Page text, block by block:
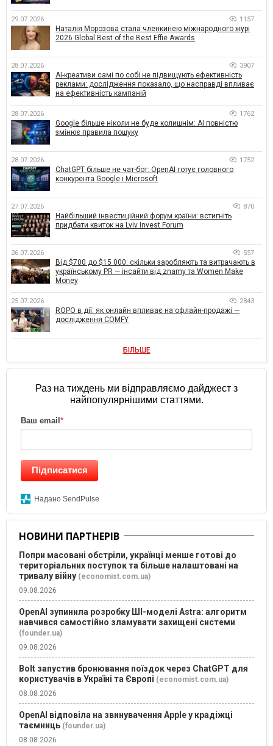
29.07.2026 1157
Наталія Морозова стала членкинею міжнародного журі
2026 Global Best of the Best Effie Awards
28.07.2026 3907
AI-креативи самі по собі не підвищують ефективність
реклами: дослідження показало, що насправді впливає
на ефективність кампаній
28.07.2026 1762
Google більше ніколи не буде колишнім: AI повністю
змінює правила пошуку
28.07.2026 1752
ChatGPT більше не чат-бот: OpenAI готує головного
конкурента Google і Microsoft
27.07.2026 870
Найбільший інвестиційний форум країни: встигніть
придбати квиток на Lviv Invest Forum
26.07.2026 557
Від $700 до $15 000: скільки заробляють та витрачають в
українському PR — інсайти від znamy та Women Make
Money
25.07.2026 2843
ROPO в дії: як онлайн впливає на офлайн-продажі —
дослідження COMFY
БІЛЬШЕ
Раз на тиждень ми відправляємо дайджест з
найпопулярнішими статтями.
Ваш email *
Підписатися
Надано SendPulse
НОВИНИ ПАРТНЕРІВ
Попри масовані обстріли, українці менше готові до
територіальних поступок та більше налаштовані на
тривалу війну (economist.com.ua)
09.08.2026
OpenAI зупинила розробку ШІ-моделі Astra: алгоритм
навчився самостійно зламувати захищені системи
(founder.ua)
09.08.2026
Bolt запустив бронювання поїздок через ChatGPT для
користувачів в Україні та Європі (economist.com.ua)
08.08.2026
OpenAI відповіла на звинувачення Apple у крадіжці
таємниць (founder.ua)
08.08.2026